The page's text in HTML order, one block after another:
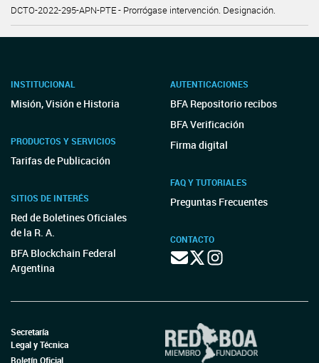
DCTO-2022-295-APN-PTE - Prorrógase intervención. Designación.
INSTITUCIONAL
Misión, Visión e Historia
PRODUCTOS Y SERVICIOS
Tarifas de Publicación
SITIOS DE INTERÉS
Red de Boletines Oficiales
de la R. A.
BFA Blockchain Federal
Argentina
AUTENTICACIONES
BFA Repositorio recibos
BFA Verificación
Firma digital
FAQ Y TUTORIALES
Preguntas Frecuentes
CONTACTO
Secretaría
Legal y Técnica
Boletín Oficial